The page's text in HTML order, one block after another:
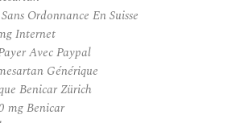
Ordonnance En Suisse
Internet
Avec Paypal
Générique
Benicar Zürich
mg Benicar